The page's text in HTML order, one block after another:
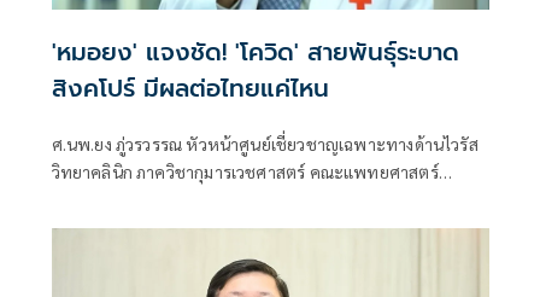
'หมอยง' แจงชัด! 'โควิด' สายพันธุ์ระบาด
สิงคโปร์ มีผลต่อไทยแค่ไหน
ศ.นพ.ยง ภู่วรวรรณ หัวหน้าศูนย์เชี่ยวชาญเฉพาะทางด้านไวรัส
วิทยาคลินิก ภาควิชากุมารเวชศาสตร์ คณะแพทยศาสตร์